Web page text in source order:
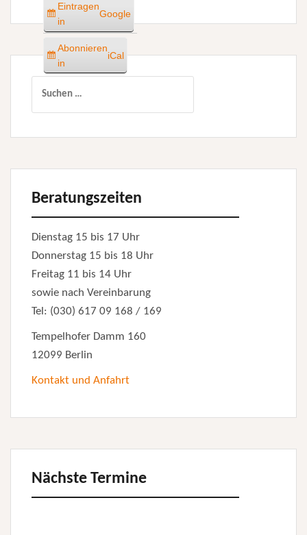
Eintragen
in
Google
Abonnieren
in
iCal
Beratungszeiten
Dienstag 15 bis 17 Uhr
Donnerstag 15 bis 18 Uhr
Freitag 11 bis 14 Uhr
sowie nach Vereinbarung
Tel: (030) 617 09 168 / 169
Tempelhofer Damm 160
12099 Berlin
Kontakt und Anfahrt
Nächste Termine